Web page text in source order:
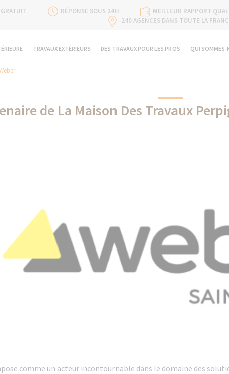
RÉPONSE SOUS 24H MEILLEUR RAPPORT
240 AGENCES DANS TOUTE LA
TRAVAUX EXTÉRIEURS DES TRAVAUX POUR LES PROS QUI SOMMES-
de La Maison Des Travaux
comme un acteur incontournable dans le domaine des